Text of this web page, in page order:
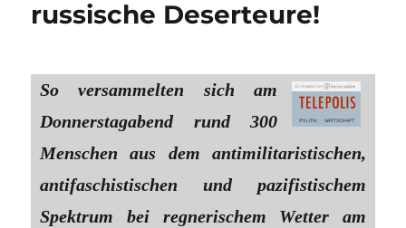
russische Deserteure!
So versammelten sich am
Donnerstagabend rund 300
Menschen aus dem antimilitaristischen,
antifaschistischen und pazifistischem
Spektrum bei regnerischem Wetter am